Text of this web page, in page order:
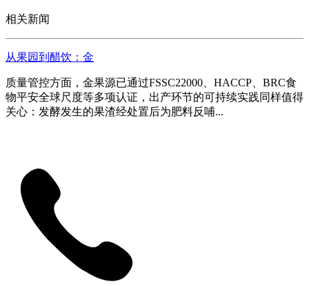
相关新闻
从果园到醋饮：金
质量管控方面，金果源已通过FSSC22000、HACCP、BRC食
物平安全球尺度等多项认证，出产环节的可持续实践同样值得
关心：发酵发生的果渣经处置后为肥料反哺...